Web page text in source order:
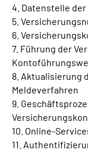
Leichte
4. Datenstelle
5.
6.
7. Führung der
8. Aktualisierung
Meldeverfahren
9.
10. Online-
11.